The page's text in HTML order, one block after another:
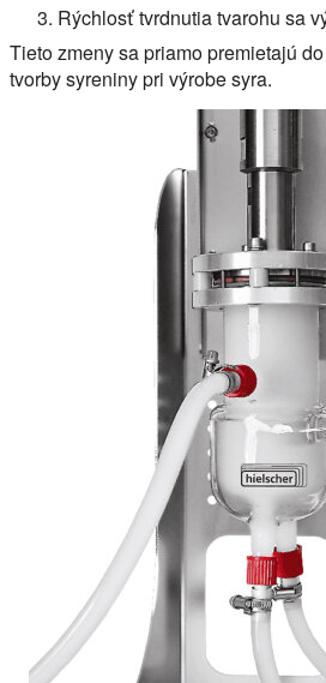
Rýchlosť tvrdnutia tvarohu sa
Tieto zmeny sa priamo premietajú
tvorby syreniny pri výrobe syra.